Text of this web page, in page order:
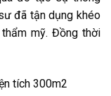
đã tận dụng khéo
mỹ. Đồng thời